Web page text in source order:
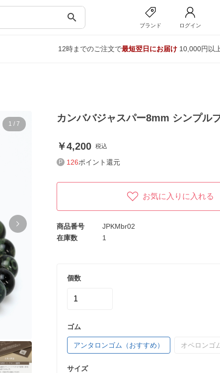
search
ブランド ログイン
12時までのご注文で最短翌日にお届け10,000円以
1 / 7
カンババジャスパー8mm シンプル
4,200 税込
126ポイント還元
お気に入りに入れる
商品番号
JPKMbr02
在庫数
1
個数
ゴム
アンタロンゴム（おすすめ） オペロンゴ
サイズ